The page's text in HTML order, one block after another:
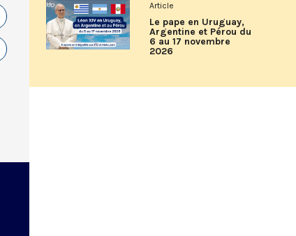
Article
Le pape en Uruguay,
Argentine et Pérou du
6 au 17 novembre
2026